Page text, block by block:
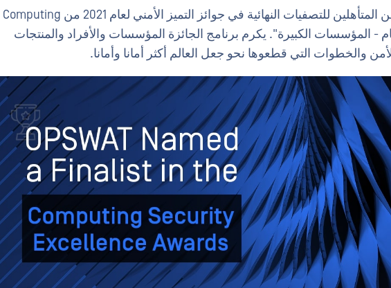
OPSWAT تم اختياره ضمن المتأهلين للتصفيات النهائية في جوائز التميز الأمني لعام 2021 من Computing
- المؤسسات الكبيرة". يكرم برنامج الجائزة المؤسسات والأفراد والمنتجات
والخطوات التي قطعوها نحو جعل العالم أكثر أمانا وأمانا.